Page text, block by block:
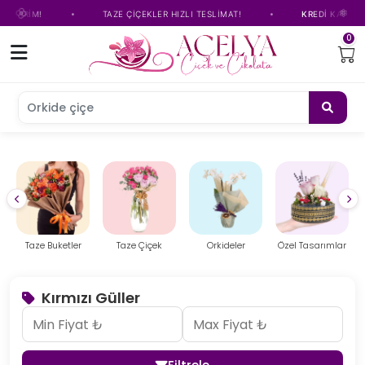
• TAZE ÇİÇEKLER HIZLI TESLİMAT! • KREDİ KARTINA
0
Orkide çiçeği
Taze Çiçek Orkideler Özel Tasarımlar Çelenk
Kırmızı Güller